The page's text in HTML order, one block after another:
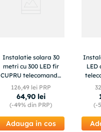
Instalatie solara 30
metri cu 300 LED fir
CUPRU telecomanda
ALB RECE 1500 21
126,49 lei PRP
64,90 lei
(-49% din PRP)
Adauga in cos
LED
(-